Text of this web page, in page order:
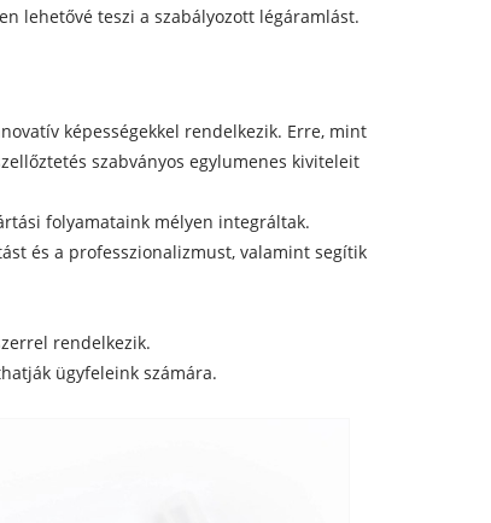
lehetővé teszi a szabályozott légáramlást.
képességekkel rendelkezik. Erre, mint
szabványos egylumenes kiviteleit
folyamataink mélyen integráltak.
és a professzionalizmust, valamint segítik
rendelkezik.
ügyfeleink számára.